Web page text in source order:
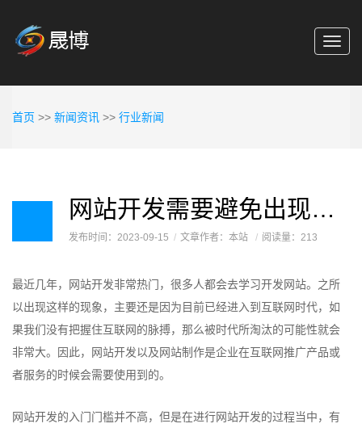
首页 >> 新闻资讯 >> 行业新闻
网站开发需要避免出现这三大错误！
发布时间：2023-09-15 文章作者：本站 阅读量：213
最近几年，网站开发非常热门，很多人都会去学习开发网站。之所
以出现这样的现象，主要还是因为目前已经进入到互联网时代，如
果我们没有把握住互联网的脉搏，那么被时代所淘汰的可能性就会
非常大。因此，网站开发以及网站制作是企业在互联网推广产品或
者服务的时候会需要使用到的。
网站开发的入门门槛并不高，但是在进行网站开发的过程当中，有